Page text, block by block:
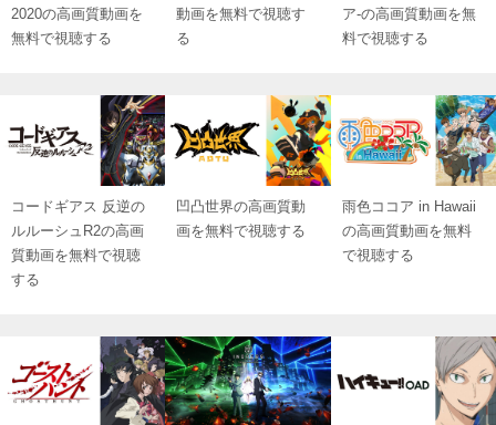
2020の高画質動画を
無料で視聴する
動画を無料で視聴す
る
ア-の高画質動画を無
料で視聴する
コードギアス 反逆の
ルルーシュR2の高画
質動画を無料で視聴
する
凹凸世界の高画質動
画を無料で視聴する
雨色ココア in Hawaii
の高画質動画を無料
で視聴する